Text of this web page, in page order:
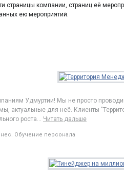
страницы компании, страниц её
ею мероприятий.
Удмуртии! Мы не просто
актуальные для неё. Клиенты
роста… Читать дальше
Обучение персонала